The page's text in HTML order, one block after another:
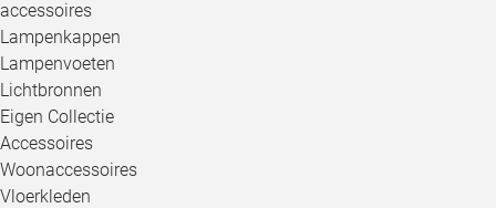
accessoires
Lampenkappen
Lampenvoeten
Lichtbronnen
Eigen Collectie
Accessoires
Woonaccessoires
Vloerkleden